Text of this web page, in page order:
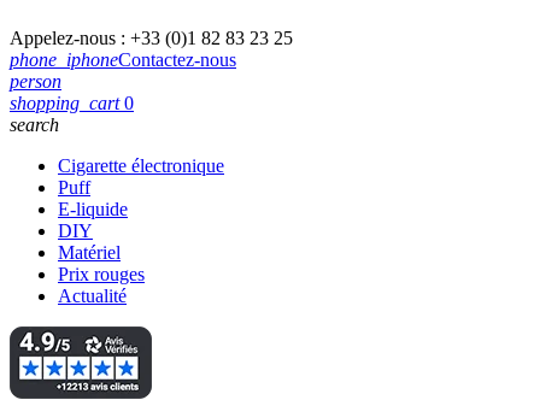
Appelez-nous : +33 (0)1 82 83 23 25
phone_iphoneContactez-nous
person
shopping_cart 0
search
Cigarette électronique
Puff
E-liquide
DIY
Matériel
Prix rouges
Actualité